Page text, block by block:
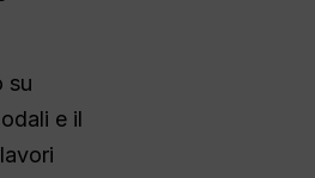
su
e il